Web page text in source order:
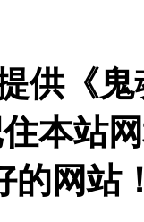
供《
本站
的网站